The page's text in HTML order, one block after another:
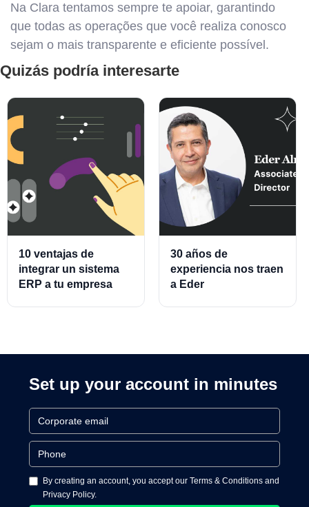
Na Clara tentamos sempre te apoiar, garantindo
que todas as operações que você realiza conosco
sejam o mais transparente e eficiente possível.
Quizás podría interesarte
10 ventajas de
integrar un sistema
ERP a tu empresa
30 años de
experiencia nos traen
a Eder
Set up your account in minutes
By creating an account, you accept our Terms & Conditions and
Privacy Policy.